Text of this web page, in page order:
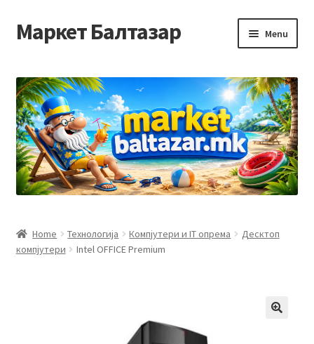
Skip
to
Skip
to
Маркет Балтазар Menu
Checkout
Homepage
Privacy Policy
Контакт
Home Технологија Компјутери и IT опрема
Десктоп
компјутери
Intel OFFICE Premium